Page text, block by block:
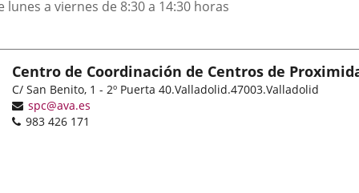
lunes a viernes de 8:30 a 14:30 horas
Centro de Coordinación de Centros de
Dirección
postal
C/ San Benito, 1 - 2º Puerta 40.Valladolid.47003.Valladolid
Dirección
de
spc@ava.es
Teléfonos
983 426 171